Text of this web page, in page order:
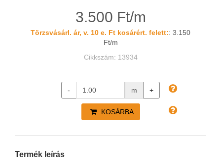
3.500 Ft/m
Törzsvásárl. ár, v. 10 e. Ft kosárért. felett:: 3.150
Ft/m
Cikkszám: 13934
- m +
KOSÁRBA
Termék leírás